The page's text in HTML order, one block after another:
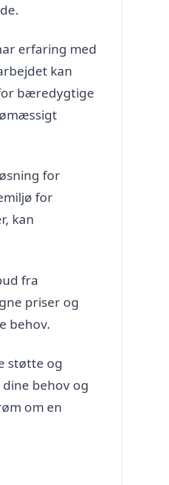
erfaring med
kan
bæredygtige
for
for
kan
fra
priser og
behov.
støtte og
behov og
om en